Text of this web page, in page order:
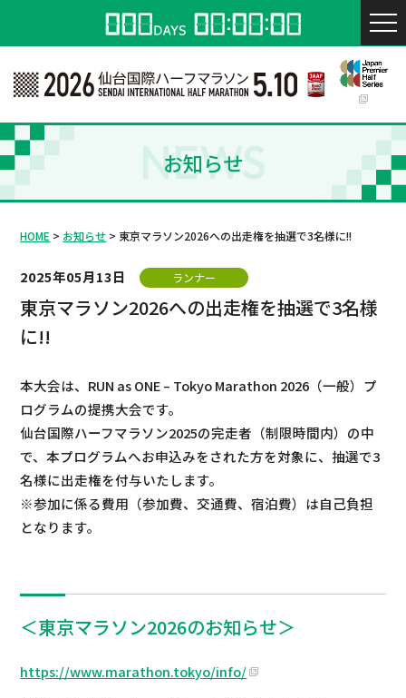
お知らせ
NEWS
HOME お知らせ 東京マラソン2026への出走権を抽選で3名様に!!
2025年05月13日 ランナー
東京マラソン2026への出走権を抽選で3名様
に!!
本大会は、RUN as ONE – Tokyo Marathon 2026（一般）プ
ログラムの提携大会です。
仙台国際ハーフマラソン2025の完走者（制限時間内）の中
で、本プログラムへお申込みをされた方を対象に、抽選で3
名様に出走権を付与いたします。
※参加に係る費用（参加費、交通費、宿泊費）は自己負担
となります。
＜東京マラソン2026のお知らせ＞
https://www.marathon.tokyo/info/